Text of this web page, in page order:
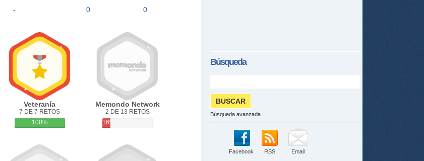
- 0 0
Veteranía
7 DE 7 RETOS
100%
Memondo Network
2 DE 13 RETOS
16%
Búsqueda
Búsqueda avanzada
Facebook RSS Email